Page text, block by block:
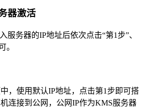
器激活
服务器的IP地址后依次点击“第1步”、
。
，使用默认IP地址，点击第1步即可搭
连接到公网，公网IP作为KMS服务器